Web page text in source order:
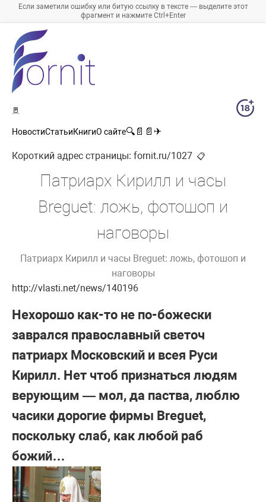
Если заметили ошибку или битую ссылку в тексте — выделите этот
фрагмент и нажмите Ctrl+Enter
🚪
НовостиСтатьиКнигиО сайте🔍 📄 📄 ✈
Короткий адрес страницы: fornit.ru/1027 📋
Патриарх Кирилл и часы
Breguet: ложь, фотошоп и
наговоры
Патриарх Кирилл и часы Breguet: ложь, фотошоп и
наговоры
http://vlasti.net/news/140196
Нехорошо как-то не по-божески
заврался православный светоч
патриарх Московский и всея Руси
Кирилл. Нет чтоб признаться людям
верующим — мол, да паства, люблю
часики дорогие фирмы Breguet,
поскольку слаб, как любой раб
божий…